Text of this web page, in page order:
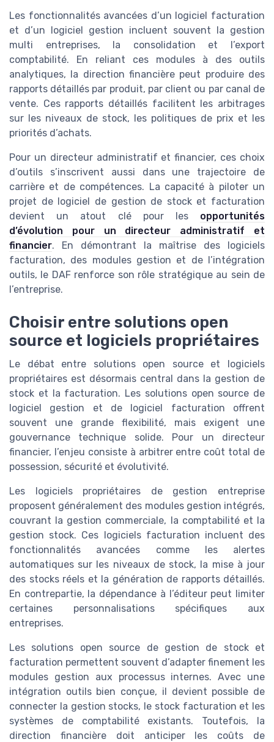
Les fonctionnalités avancées d’un logiciel facturation
et d’un logiciel gestion incluent souvent la gestion
multi entreprises, la consolidation et l’export
comptabilité. En reliant ces modules à des outils
analytiques, la direction financière peut produire des
rapports détaillés par produit, par client ou par canal de
vente. Ces rapports détaillés facilitent les arbitrages
sur les niveaux de stock, les politiques de prix et les
priorités d’achats.
Pour un directeur administratif et financier, ces choix
d’outils s’inscrivent aussi dans une trajectoire de
carrière et de compétences. La capacité à piloter un
projet de logiciel de gestion de stock et facturation
devient un atout clé pour les opportunités
d’évolution pour un directeur administratif et
financier. En démontrant la maîtrise des logiciels
facturation, des modules gestion et de l’intégration
outils, le DAF renforce son rôle stratégique au sein de
l’entreprise.
Choisir entre solutions open
source et logiciels propriétaires
Le débat entre solutions open source et logiciels
propriétaires est désormais central dans la gestion de
stock et la facturation. Les solutions open source de
logiciel gestion et de logiciel facturation offrent
souvent une grande flexibilité, mais exigent une
gouvernance technique solide. Pour un directeur
financier, l’enjeu consiste à arbitrer entre coût total de
possession, sécurité et évolutivité.
Les logiciels propriétaires de gestion entreprise
proposent généralement des modules gestion intégrés,
couvrant la gestion commerciale, la comptabilité et la
gestion stock. Ces logiciels facturation incluent des
fonctionnalités avancées comme les alertes
automatiques sur les niveaux de stock, la mise à jour
des stocks réels et la génération de rapports détaillés.
En contrepartie, la dépendance à l’éditeur peut limiter
certaines personnalisations spécifiques aux
entreprises.
Les solutions open source de gestion de stock et
facturation permettent souvent d’adapter finement les
modules gestion aux processus internes. Avec une
intégration outils bien conçue, il devient possible de
connecter la gestion stocks, le stock facturation et les
systèmes de comptabilité existants. Toutefois, la
direction financière doit anticiper les coûts de